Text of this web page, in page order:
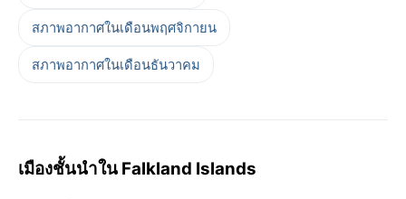
สภาพอากาศในเดือนพฤศจิกายน
สภาพอากาศในเดือนธันวาคม
เมืองชั้นนำใน Falkland Islands